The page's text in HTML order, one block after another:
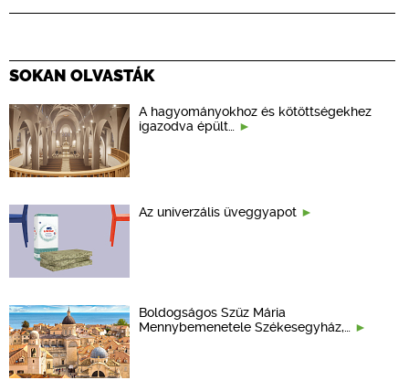
SOKAN OLVASTÁK
A hagyományokhoz és kötöttségekhez
igazodva épült…
Az univerzális üveggyapot
Boldogságos Szűz Mária
Mennybemenetele Székesegyház,…